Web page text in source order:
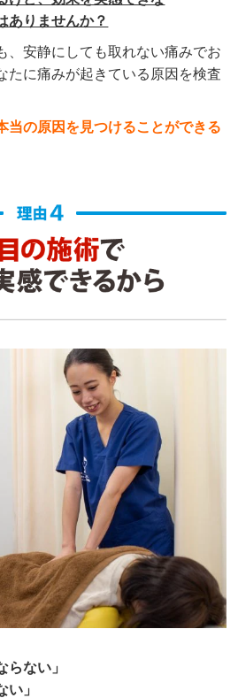
ありませんか？
、安静にしても取れない痛みでお
たに痛みが起きている原因を検査
当の原因を見つけることができる
らない」
い」